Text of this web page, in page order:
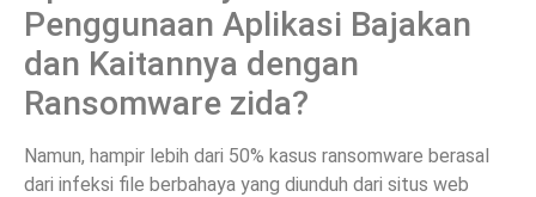
Penggunaan Aplikasi Bajakan
dan Kaitannya dengan
Ransomware zida?
Namun, hampir lebih dari 50% kasus ransomware berasal
dari infeksi file berbahaya yang diunduh dari situs web